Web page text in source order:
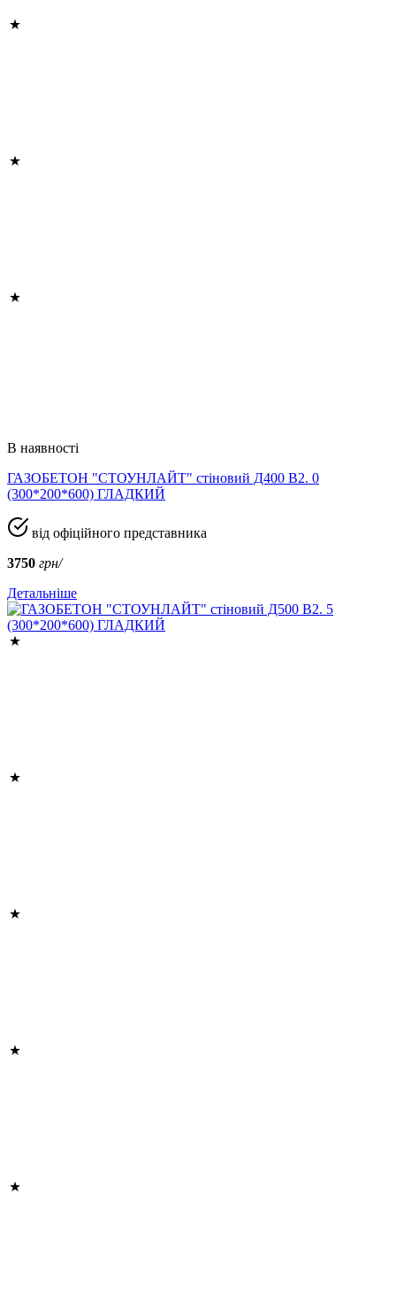
В наявності
ГАЗОБЕТОН "СТОУНЛАЙТ" стіновий Д400 В2. 0
(300*200*600) ГЛАДКИЙ
від офіційного представника
3750 грн/
Детальніше